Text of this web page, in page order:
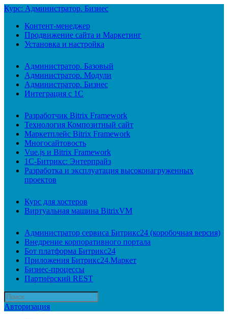
Курс: Администратор. Бизнес
Контент-менеджер
Продвижение сайта и Маркетинг
Установка и настройка
Администратор. Базовый
Администратор. Модули
Администратор. Бизнес
Интеграция с 1С
Разработчик Bitrix Framework
Технология Композитный сайт
Маркетплейс Bitrix Framework
Многосайтовость
Vue.js и Bitrix Framework
1С-Битрикс: Энтерпрайз
Разработка и эксплуатация высоконагруженных
проектов
Курс для хостеров
Виртуальная машина BitrixVM
Администратор сервиса Битрикс24 (коробочная версия)
Внедрение корпоративного портала
Бот платформа Битрикс24
Приложения Битрикс24.Маркет
Бизнес-процессы
Партнёрский REST
Авторизация